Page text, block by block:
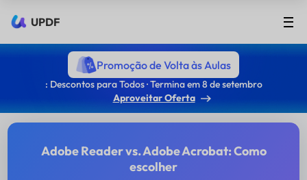
UPDF
Promoção de Volta às Aulas
: Descontos para Todos · Termina em 8 de setembro
Aproveitar Oferta
Adobe Reader vs. Adobe Acrobat: Como
escolher